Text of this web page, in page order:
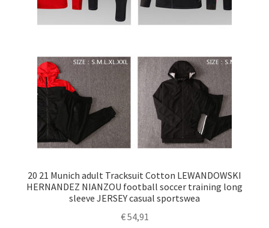
20 21 Munich adult Tracksuit Cotton LEWANDOWSKI
HERNANDEZ NIANZOU football soccer training long
sleeve JERSEY casual sportswea
€54,91